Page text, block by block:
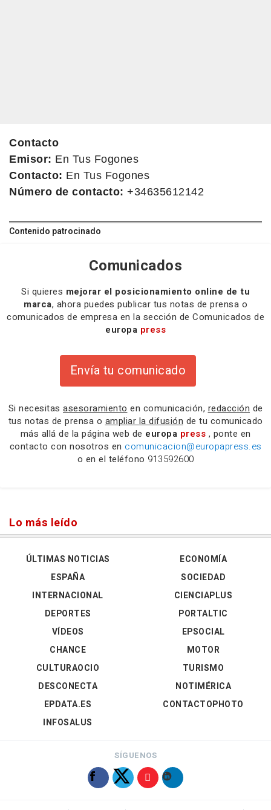
Contacto
Emisor: En Tus Fogones
Contacto: En Tus Fogones
Número de contacto: +34635612142
Contenido patrocinado
Comunicados
Si quieres mejorar el posicionamiento online de tu
marca, ahora puedes publicar tus notas de prensa o
comunicados de empresa en la sección de Comunicados de
europa press
Envía tu comunicado
Si necesitas asesoramiento en comunicación, redacción de
tus notas de prensa o ampliar la difusión de tu comunicado
más allá de la página web de europa press , ponte en
contacto con nosotros en comunicacion@europapress.es
o en el teléfono 913592600
Lo más leído
ÚLTIMAS NOTICIAS
ESPAÑA
INTERNACIONAL
DEPORTES
VÍDEOS
ECONOMÍA
SOCIEDAD
CIENCIAPLUS
PORTALTIC
EPSOCIAL
CHANCE
CULTURAOCIO
DESCONECTA
EPDATA.ES
INFOSALUS
MOTOR
TURISMO
NOTIMÉRICA
CONTACTOPHOTO
SÍGUENOS